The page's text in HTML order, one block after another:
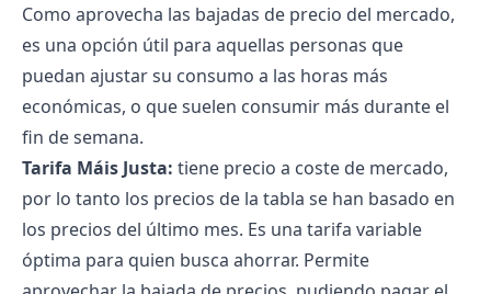
Como aprovecha las bajadas de precio del mercado,
es una opción útil para aquellas personas que
puedan ajustar su consumo a las horas más
económicas, o que suelen consumir más durante el
fin de semana.
Tarifa Máis Justa: tiene precio a coste de mercado,
por lo tanto los precios de la tabla se han basado en
los precios del último mes. Es una tarifa variable
óptima para quien busca ahorrar. Permite